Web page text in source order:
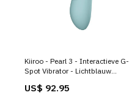
Kiiroo - Pearl 3 - Interactieve G-
Spot Vibrator - Lichtblauw
US$ 92.95